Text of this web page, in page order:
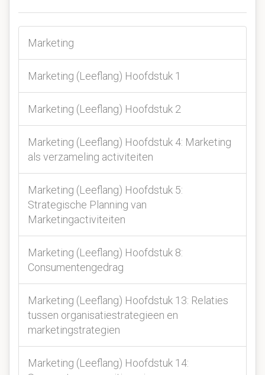
Marketing
Marketing (Leeflang) Hoofdstuk 1
Marketing (Leeflang) Hoofdstuk 2
Marketing (Leeflang) Hoofdstuk 4: Marketing
als verzameling activiteiten
Marketing (Leeflang) Hoofdstuk 5:
Strategische Planning van
Marketingactiviteiten
Marketing (Leeflang) Hoofdstuk 8:
Consumentengedrag
Marketing (Leeflang) Hoofdstuk 13: Relaties
tussen organisatiestrategieen en
marketingstrategien
Marketing (Leeflang) Hoofdstuk 14: